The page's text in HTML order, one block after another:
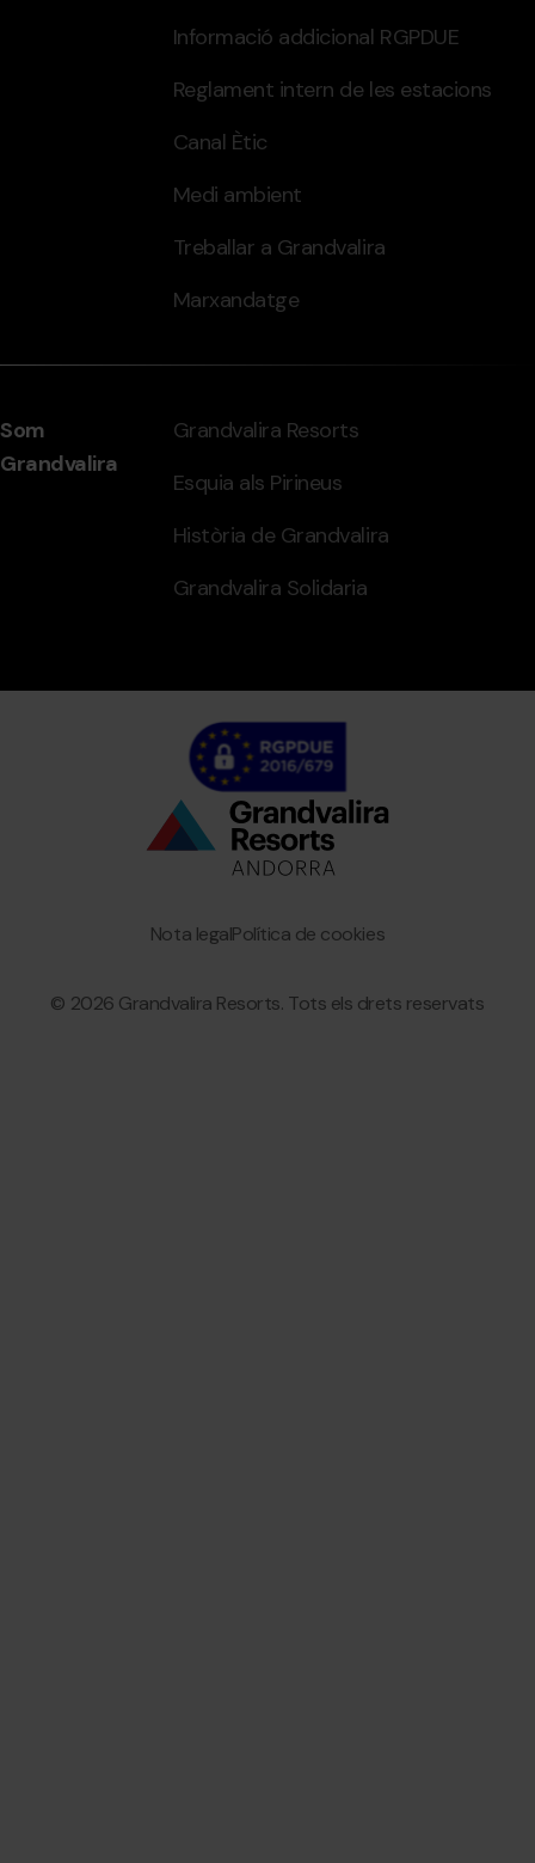
Informació addicional RGPDUE
Reglament intern de les estacions
Canal Ètic
Medi ambient
Treballar a Grandvalira
Marxandatge
Som
Grandvalira
Grandvalira Resorts
Esquia als Pirineus
Història de Grandvalira
Grandvalira Solidaria
© 2026 Grandvalira Resorts. Tots els drets reservats
GranvaliraPolítica de cookies
Nota legal